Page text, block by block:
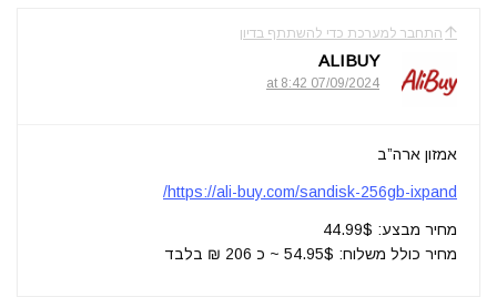
התחבר למערכת כדי להשתתף בדיון
ALIBUY
07/09/2024 at 8:42
אמזון ארה”ב
https://ali-buy.com/sandisk-256gb-ixpand/
מחיר מבצע: 44.99$
מחיר כולל משלוח: 54.95$ ~ כ 206 ₪ בלבד